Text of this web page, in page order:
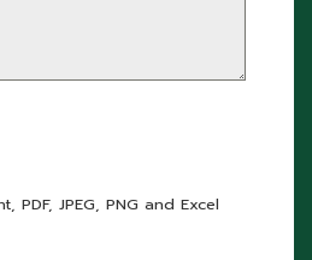
PDF, JPEG, PNG and Excel